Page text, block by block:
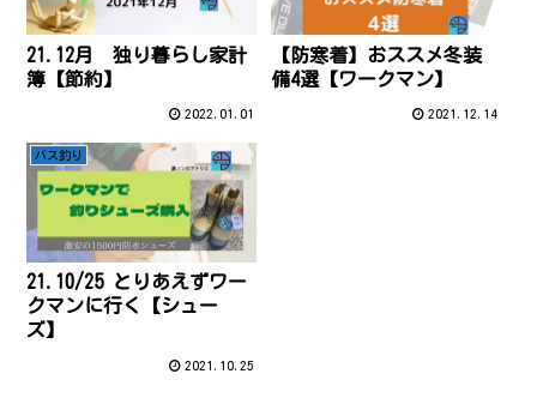
21.12月 独り暮らし家計
簿【節約】
2022.01.01
【防寒着】おススメ冬装
備4選【ワークマン】
2021.12.14
バス釣り
21.10/25 とりあえずワー
クマンに行く【シュー
ズ】
2021.10.25